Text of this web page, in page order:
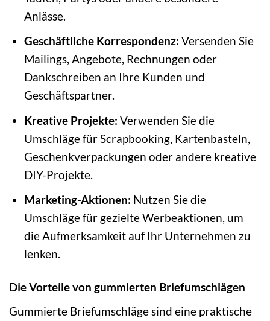
Anlässe.
Geschäftliche Korrespondenz: Versenden Sie
Mailings, Angebote, Rechnungen oder
Dankschreiben an Ihre Kunden und
Geschäftspartner.
Kreative Projekte: Verwenden Sie die
Umschläge für Scrapbooking, Kartenbasteln,
Geschenkverpackungen oder andere kreative
DIY-Projekte.
Marketing-Aktionen: Nutzen Sie die
Umschläge für gezielte Werbeaktionen, um
die Aufmerksamkeit auf Ihr Unternehmen zu
lenken.
Die Vorteile von gummierten Briefumschlägen
Gummierte Briefumschläge sind eine praktische